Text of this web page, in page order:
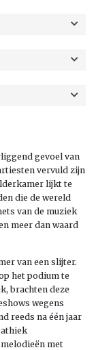
gevoel van
vervuld zijn
lijkt te
die de wereld
van de muziek
meer dan waard
van een slijter.
het podium te
brachten deze
wegens
reeds na één jaar
met